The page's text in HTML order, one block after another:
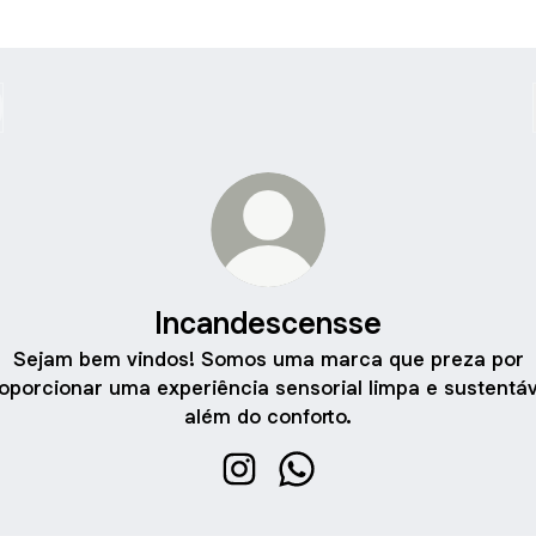
Incandescensse
Sejam bem vindos! Somos uma marca que preza por
uma experiência sensorial limpa e
além do conforto.